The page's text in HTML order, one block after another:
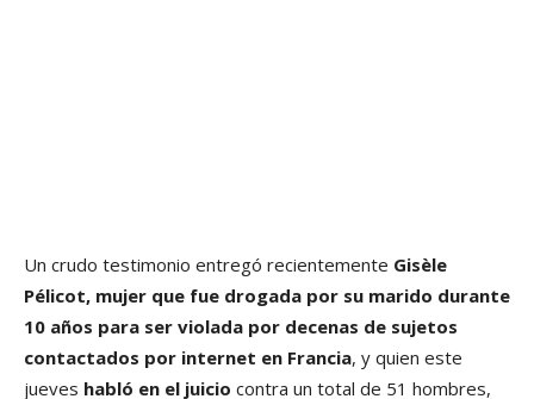
Un crudo testimonio entregó recientemente Gisèle
Pélicot, mujer que fue drogada por su marido durante
10 años para ser violada por decenas de sujetos
contactados por internet en Francia, y quien este
jueves habló en el juicio contra un total de 51 hombres,